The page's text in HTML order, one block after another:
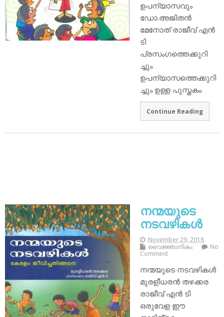
ഉപന്യാസവും
ഡോ.അജിതൻ
മേനോത് രാജീവ് എൻ
ടി
പ്രസംഗത്തെക്കുറി
ച്ചും
ഉപന്യാസത്തെക്കുറി
ച്ചും ഉള്ള പുസ്തകം
Continue Reading
നന്മയുടെ
നടവഴികൾ
November 29, 2018
വൈജ്ഞാനികം
No
Comment
നന്മയുടെ നടവഴികൾ
മുരളീധരൻ തഴക്കര
രാജീവ് എൻ ടി
ഒരുവേള ഈ